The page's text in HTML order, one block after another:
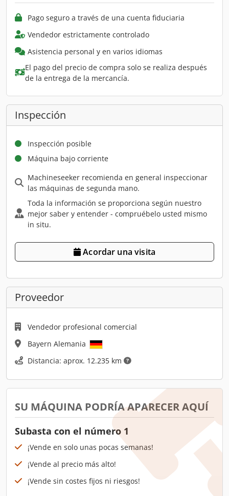
Pago seguro a través de una cuenta fiduciaria
Vendedor estrictamente controlado
Asistencia personal y en varios idiomas
El pago del precio de compra solo se realiza después
de la entrega de la mercancía.
Inspección
Inspección posible
Máquina bajo corriente
Machineseeker recomienda en general inspeccionar
las máquinas de segunda mano.
Toda la información se proporciona según nuestro
mejor saber y entender - compruébelo usted mismo
in situ.
Acordar una visita
Proveedor
Vendedor profesional comercial
Bayern Alemania
Distancia: aprox. 12.235 km
SU MÁQUINA PODRÍA APARECER AQUÍ
Subasta con el número 1
¡Vende en solo unas pocas semanas!
¡Vende al precio más alto!
¡Vende sin costes fijos ni riesgos!